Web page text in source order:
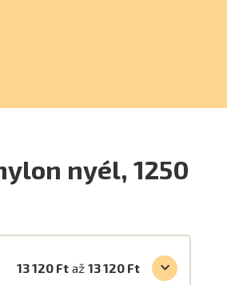
nyél, 1250
13 120 Ft až 13 120 Ft